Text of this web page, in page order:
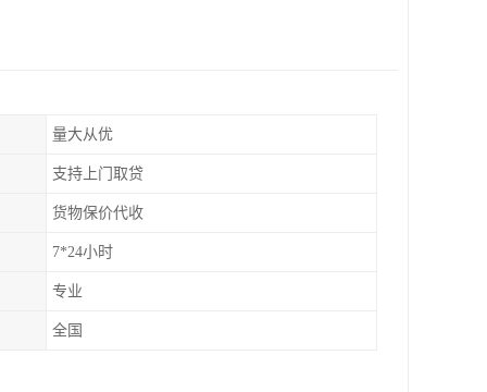
量大从优
支持上门取贷
货物保价代收
7*24小时
专业
全国